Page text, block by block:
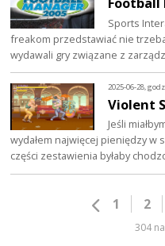
Sports
freakom przedstawiać nie
wydawali gry związane z
2025-06-28,
Violent
Jeśli
wydałem najwięcej pieniędzy w
części zestawienia byłaby
1 2
304